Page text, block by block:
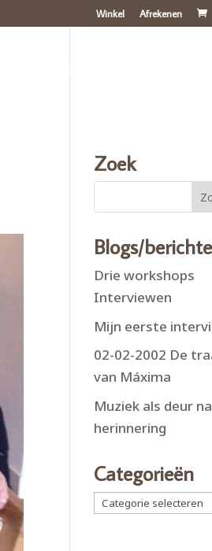
Winkel Afrekenen
Blog
Zoek
Blogs/
Drie workshops
Interviewen
Mijn eerste
02-02-2002 De
van Máxima
Muziek als deur
herinnering
Categorieën
Categorieën